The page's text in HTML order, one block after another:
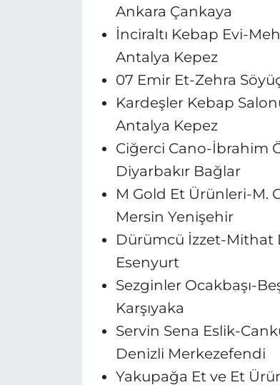
Ankara Çankaya
İnciraltı Kebap Evi-
Antalya Kepez
07 Emir Et-Zehra
Kardeşler Kebap
Antalya Kepez
Ciğerci Cano-İbrahim
Diyarbakır Bağlar
M Gold Et Ürünleri-M.
Mersin Yenişehir
Dürümcü İzzet-Mithat
Esenyurt
Sezginler Ocakbaşı-
Karşıyaka
Servin Sena Eslik-
Denizli Merkezefendi
Yakupağa Et ve Et